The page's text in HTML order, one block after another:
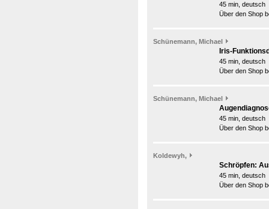
45 min, deutsch
Über den Shop
Schünemann, Michael
Iris-
45 min, deutsch
Über den Shop
Schünemann, Michael
45 min, deutsch
Über den Shop
Koldewyh,
Schröpfen:
45 min, deutsch
Über den Shop